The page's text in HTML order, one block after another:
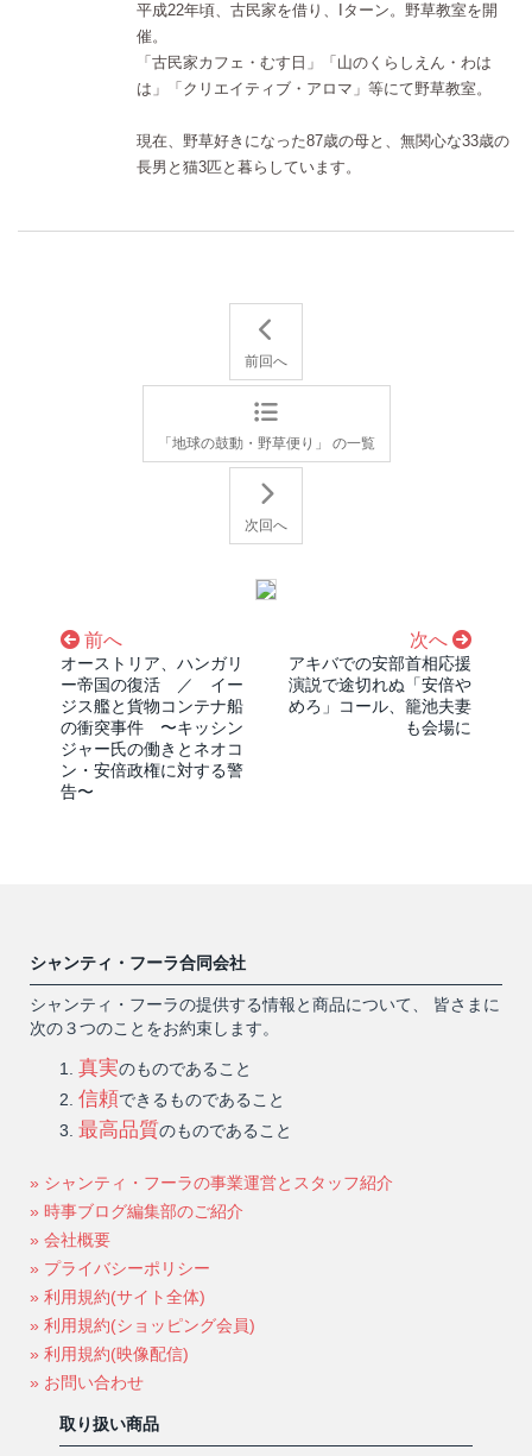
平成22年頃、古民家を借り、Iターン。野草教室を開
催。
「古民家カフェ・むす日」「山のくらしえん・わは
は」「クリエイティブ・アロマ」等にて野草教室。
現在、野草好きになった87歳の母と、無関心な33歳の
長男と猫3匹と暮らしています。
前回へ
「地球の鼓動・野草便り」 の一覧
次回へ
前へ
オーストリア、ハンガリ
ー帝国の復活 ／ イー
ジス艦と貨物コンテナ船
の衝突事件 〜キッシン
ジャー氏の働きとネオコ
ン・安倍政権に対する警
告〜
次へ
アキバでの安部首相応援
演説で途切れぬ「安倍や
めろ」コール、籠池夫妻
も会場に
シャンティ・フーラ合同会社
シャンティ・フーラの提供する情報と商品について、 皆さまに
次の３つのことをお約束します。
真実のものであること
信頼できるものであること
最高品質のものであること
» シャンティ・フーラの事業運営とスタッフ紹介
» 時事ブログ編集部のご紹介
» 会社概要
» プライバシーポリシー
» 利用規約(サイト全体)
» 利用規約(ショッピング会員)
» 利用規約(映像配信)
» お問い合わせ
取り扱い商品